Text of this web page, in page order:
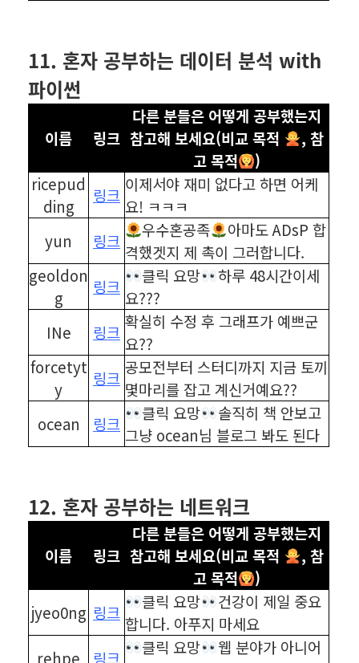
11. 혼자 공부하는 데이터 분석 with
파이썬
이름 링크
다른 분들은 어떻게 공부했는지
참고해 보세요(비교 목적
, 참
고 목적
)
ricepud
ding
링크
이제서야 재미 없다고 하면 어케
요! ㅋㅋㅋ
yun
링크
우수혼공족
아마도 ADsP 합
격했겟지 제 촉이 그러합니다.
geoldon
g
링크
클릭 요망
하루 48시간이세
요???
INe
링크
확실히 수정 후 그래프가 예쁘군
요??
forcetyt
y
링크
공모전부터 스터디까지 지금 토끼
몇마리를 잡고 계신거예요??
ocean
링크
클릭 요망
솔직히 책 안보고
그냥 ocean님 블로그 봐도 된다
12. 혼자 공부하는 네트워크
이름 링크
다른 분들은 어떻게 공부했는지
참고해 보세요(비교 목적
, 참
고 목적
)
jyeo0ng 링크
클릭 요망
건강이 제일 중요
합니다. 아푸지 마세요
rehpe
링크
클릭 요망
웹 분야가 아니어